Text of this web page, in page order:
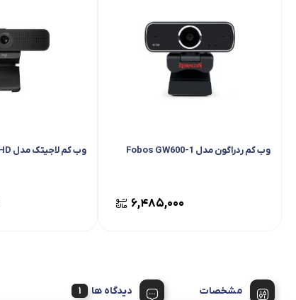
وب کم ردراگون مدل Fobos GW600-1
۶,۴۸۵,۰۰۰
وب کم لاجیتک مدل C925e HD
مشخصات دیدگاه ها